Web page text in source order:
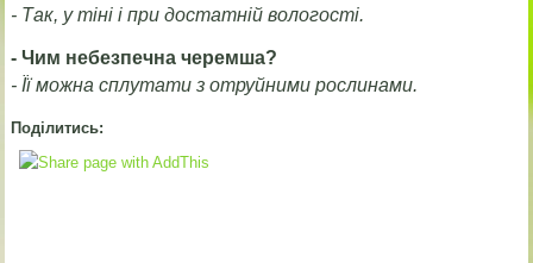
- Так, у тіні і при достатній вологості.
- Чим небезпечна черемша?
- Її можна сплутати з отруйними рослинами.
Поділитись: